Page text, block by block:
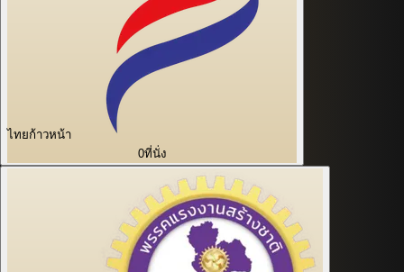
ไทยก้าวหน้า
0ที่นั่ง